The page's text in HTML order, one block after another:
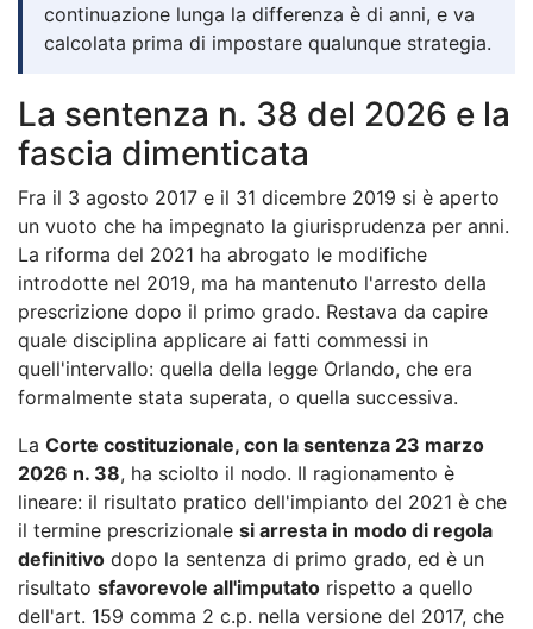
continuazione lunga la differenza è di anni, e va
calcolata prima di impostare qualunque strategia.
La sentenza n. 38 del 2026 e la
fascia dimenticata
Fra il 3 agosto 2017 e il 31 dicembre 2019 si è aperto
un vuoto che ha impegnato la giurisprudenza per anni.
La riforma del 2021 ha abrogato le modifiche
introdotte nel 2019, ma ha mantenuto l'arresto della
prescrizione dopo il primo grado. Restava da capire
quale disciplina applicare ai fatti commessi in
quell'intervallo: quella della legge Orlando, che era
formalmente stata superata, o quella successiva.
La Corte costituzionale, con la sentenza 23 marzo
2026 n. 38, ha sciolto il nodo. Il ragionamento è
lineare: il risultato pratico dell'impianto del 2021 è che
il termine prescrizionale si arresta in modo di regola
definitivo dopo la sentenza di primo grado, ed è un
risultato sfavorevole all'imputato rispetto a quello
dell'art. 159 comma 2 c.p. nella versione del 2017, che